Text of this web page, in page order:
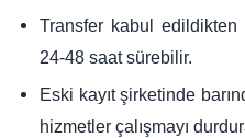
Transfer kabul edildikten
24-48 saat sürebilir.
Eski kayıt şirketinde
hizmetler çalışmayı